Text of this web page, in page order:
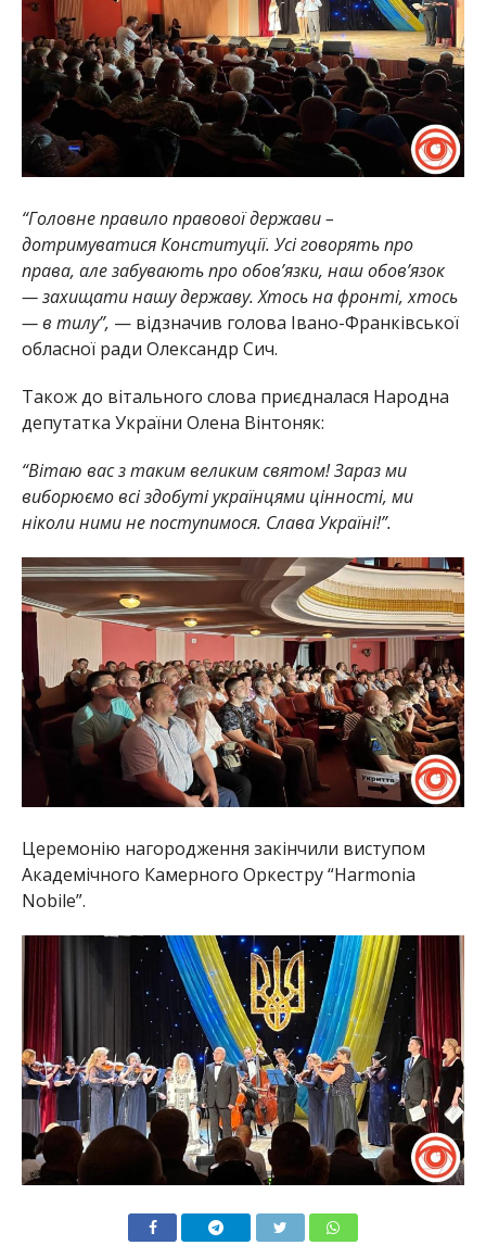
“Головне правило правової держави –
дотримуватися Конституції. Усі говорять про
права, але забувають про обов’язки, наш обов’язок
— захищати нашу державу. Хтось на фронті, хтось
— в тилу”, — відзначив голова Івано-Франківської
обласної ради Олександр Сич.
Також до вітального слова приєдналася Народна
депутатка України Олена Вінтоняк:
“Вітаю вас з таким великим святом! Зараз ми
виборюємо всі здобуті українцями цінності, ми
ніколи ними не поступимося. Слава Україні!”.
Церемонію нагородження закінчили виступом
Академічного Камерного Оркестру “Harmonia
Nobile”.